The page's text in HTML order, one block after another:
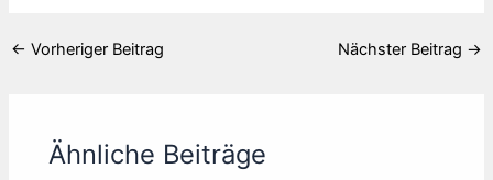
← Vorheriger Beitrag Nächster Beitrag →
Ähnliche Beiträge